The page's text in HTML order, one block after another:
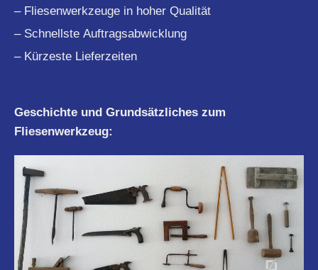
– Fliesenwerkzeuge in hoher Qualität
– Schnellste Auftragsabwicklung
– Kürzeste Lieferzeiten
Geschichte und Grundsätzliches zum
Fliesenwerkzeug: